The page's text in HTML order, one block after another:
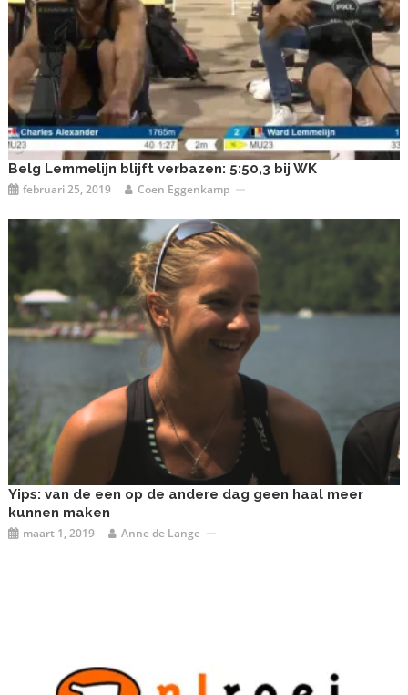
Belg Lemmelijn blijft verbazen: 5:50,3 bij WK
februari 25, 2019 Coen Eggenkamp
Yips: van de een op de andere dag geen haal meer
kunnen maken
maart 1, 2019 Anne de Lange